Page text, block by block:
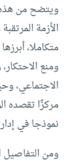
ويتضح من هذه
الأزمة
متكاملا،
ومنع
الاجتماعي،
مركزًا تقصده
نموذجا في
ومن التفاصيل